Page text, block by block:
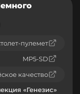
пулемет
MP5-SD
качество
«Генезис»